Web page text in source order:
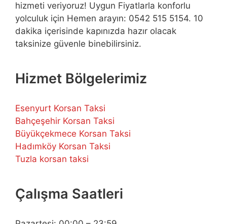
hizmeti veriyoruz! Uygun Fiyatlarla konforlu
yolculuk için Hemen arayın: 0542 515 5154. 10
dakika içerisinde kapınızda hazır olacak
taksinize güvenle binebilirsiniz.
Hizmet Bölgelerimiz
Esenyurt Korsan Taksi
Bahçeşehir Korsan Taksi
Büyükçekmece Korsan Taksi
Hadımköy Korsan Taksi
Tuzla korsan taksi
Çalışma Saatleri